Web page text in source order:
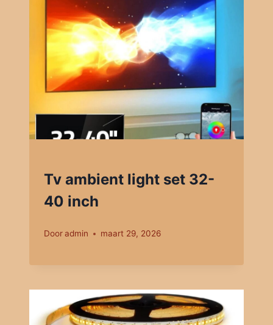
Tv ambient light set 32-
40 inch
Dooradmin maart 29, 2026